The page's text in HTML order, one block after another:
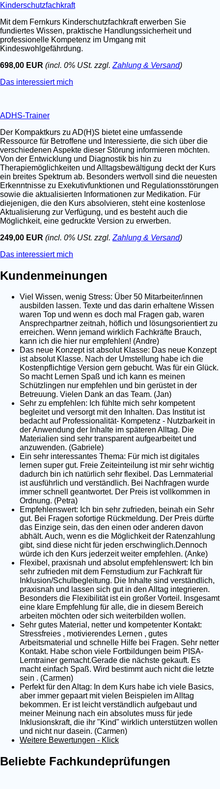
Kinderschutzfachkraft
Mit dem Fernkurs Kinderschutzfachkraft erwerben Sie
fundiertes Wissen, praktische Handlungssicherheit und
professionelle Kompetenz im Umgang mit
Kindeswohlgefährdung.
698,00 EUR (incl. 0% USt. zzgl. Zahlung & Versand)
Das interessiert mich
ADHS-Trainer
Der Kompaktkurs zu AD(H)S bietet eine umfassende
Ressource für Betroffene und Interessierte, die sich über die
verschiedenen Aspekte dieser Störung informieren möchten.
Von der Entwicklung und Diagnostik bis hin zu
Therapiemöglichkeiten und Alltagsbewältigung deckt der Kurs
ein breites Spektrum ab. Besonders wertvoll sind die neuesten
Erkenntnisse zu Exekutivfunktionen und Regulationsstörungen
sowie die aktualisierten Informationen zur Medikation. Für
diejenigen, die den Kurs absolvieren, steht eine kostenlose
Aktualisierung zur Verfügung, und es besteht auch die
Möglichkeit, eine gedruckte Version zu erwerben.
249,00 EUR (incl. 0% USt. zzgl. Zahlung & Versand)
Das interessiert mich
Kundenmeinungen
Viel Wissen, wenig Stress: Über 50 Mitarbeiter/innen
ausbilden lassen. Texte und das darin erhaltene Wissen
waren Top und wenn es doch mal Fragen gab, waren
Ansprechpartner zeitnah, höflich und lösungsorientiert zu
erreichen. Wenn jemand wirklich Fachkräfte Brauch,
kann ich die hier nur empfehlen! (Andre)
Das neue Konzept ist absolut Klasse: Das neue Konzept
ist absolut Klasse. Nach der Umstellung habe ich die
Kostenpflichtige Version gern gebucht. Was für ein Glück.
So macht Lernen Spaß und ich kann es meinen
Schützlingen nur empfehlen und bin gerüstet in der
Betreuung. Vielen Dank an das Team. (Jan)
Sehr zu empfehlen: Ich fühlte mich sehr kompetent
begleitet und versorgt mit den Inhalten. Das Institut ist
bedacht auf Professionalität- Kompetenz - Nutzbarkeit in
der Anwendung der Inhalte im späteren Alltag. Die
Materialien sind sehr transparent aufgearbeitet und
anzuwenden. (Gabriele)
Ein sehr interessantes Thema: Für mich ist digitales
lernen super gut. Freie Zeiteinteilung ist mir sehr wichtig
dadurch bin ich natürlich sehr flexibel. Das Lernmaterial
ist ausführlich und verständlich. Bei Nachfragen wurde
immer schnell geantwortet. Der Preis ist vollkommen in
Ordnung. (Petra)
Empfehlenswert: Ich bin sehr zufrieden, beinah ein Sehr
gut. Bei Fragen sofortige Rückmeldung. Der Preis dürfte
das Einzige sein, das den einen oder anderen davon
abhält. Auch, wenn es die Möglichkeit der Ratenzahlung
gibt, sind diese nicht für jeden erschwinglich.Dennoch
würde ich den Kurs jederzeit weiter empfehlen. (Anke)
Flexibel, praxisnah und absolut empfehlenswert: Ich bin
sehr zufrieden mit dem Fernstudium zur Fachkraft für
Inklusion/Schulbegleitung. Die Inhalte sind verständlich,
praxisnah und lassen sich gut in den Alltag integrieren.
Besonders die Flexibilität ist ein großer Vorteil. Insgesamt
eine klare Empfehlung für alle, die in diesem Bereich
arbeiten möchten oder sich weiterbilden wollen.
Sehr gutes Material, netter und kompetenter Kontakt:
Stressfreies , motivierendes Lernen , gutes
Arbeitsmaterial und schnelle Hilfe bei Fragen. Sehr netter
Kontakt. Habe schon viele Fortbildungen beim PISA-
Lerntrainer gemacht.Gerade die nächste gekauft. Es
macht einfach Spaß. Wird bestimmt auch nicht die letzte
sein . (Carmen)
Perfekt für den Altag: In dem Kurs habe ich viele Basics,
aber immer gepaart mit vielen Beispielen im Alltag
bekommen. Er ist leicht verständlich aufgebaut und
meiner Meinung nach ein absolutes muss für jede
Inklusionskraft, die ihr "Kind" wirklich unterstützen wollen
und nicht nur dasein. (Carmen)
Weitere Bewertungen - Klick
Beliebte Fachkundeprüfungen